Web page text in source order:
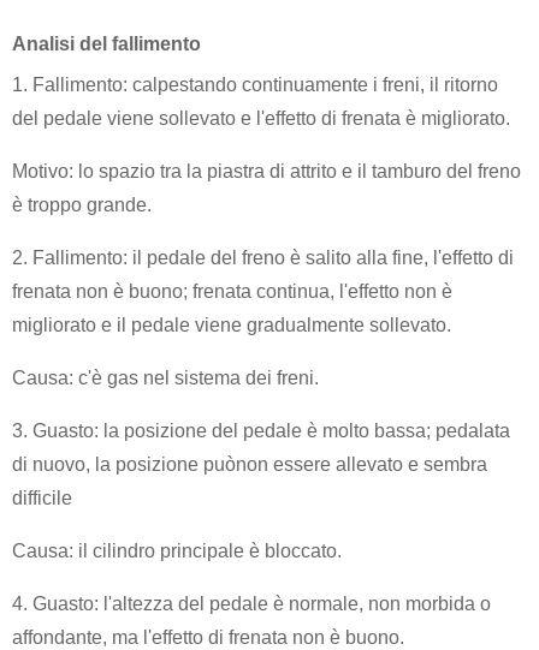
Analisi del fallimento
1. Fallimento: calpestando continuamente i freni, il ritorno
del pedale viene sollevato e l'effetto di frenata è migliorato.
Motivo: lo spazio tra la piastra di attrito e il tamburo del freno
è troppo grande.
2. Fallimento: il pedale del freno è salito alla fine, l'effetto di
frenata non è buono; frenata continua, l'effetto non è
migliorato e il pedale viene gradualmente sollevato.
Causa: c'è gas nel sistema dei freni.
3. Guasto: la posizione del pedale è molto bassa; pedalata
di nuovo, la posizione puònon essere allevato e sembra
difficile
Causa: il cilindro principale è bloccato.
4. Guasto: l'altezza del pedale è normale, non morbida o
affondante, ma l'effetto di frenata non è buono.